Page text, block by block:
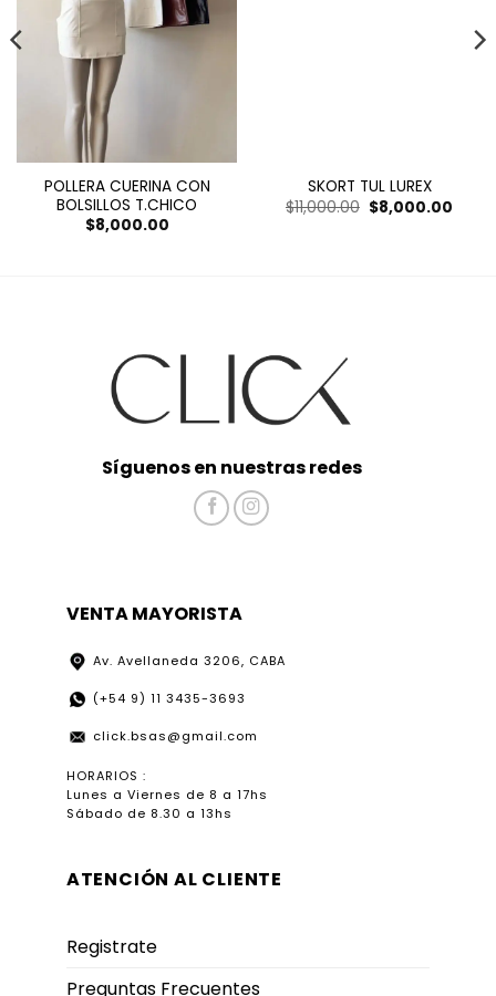
POLLERA CUERINA CON
BOLSILLOS T.CHICO
$8,000.00
SKORT TUL LUREX
$11,000.00 El
precio
$8,000.00
Síguenos en nuestras redes
VENTA MAYORISTA
Av. Avellaneda 3206, CABA
(+54 9) 11 3435-3693
click.bsas@gmail.com
HORARIOS :
Lunes a Viernes de 8 a 17hs
Sábado de 8.30 a 13hs
ATENCIÓN AL CLIENTE
Registrate
Preguntas Frecuentes